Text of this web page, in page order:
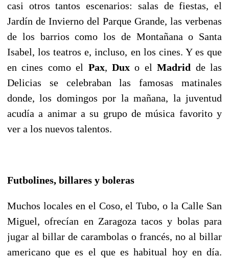
casi otros tantos escenarios: salas de fiestas, el
Jardín de Invierno del Parque Grande, las verbenas
de los barrios como los de Montañana o Santa
Isabel, los teatros e, incluso, en los cines. Y es que
en cines como el Pax,Duxo elMadrid de las
Delicias se celebraban las famosas matinales
donde, los domingos por la mañana, la juventud
acudía a animar a su grupo de música favorito y
ver a los nuevos talentos.
Futbolines, billares y boleras
Muchos locales en el Coso, el Tubo, o la Calle San
Miguel, ofrecían en Zaragoza tacos y bolas para
jugar al billar de carambolas o francés, no al billar
americano que es el que es habitual hoy en día.